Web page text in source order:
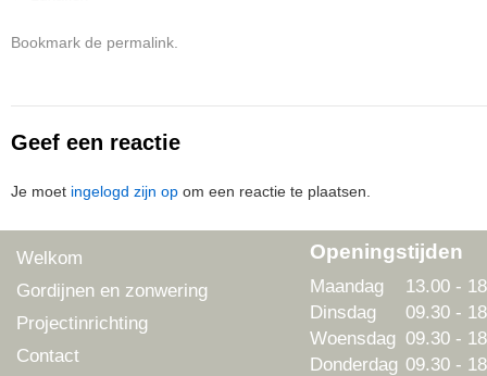
Bookmark de permalink
Geef een reactie
Je moet ingelogd zijn op om een reactie te plaatsen.
Welkom
Gordijnen en zonwering
Projectinrichting
Contact
Openingstijden
Maandag
Dinsdag
Woensdag
Donderdag
13.00 -
09.30 -
09.30 -
09.30 -